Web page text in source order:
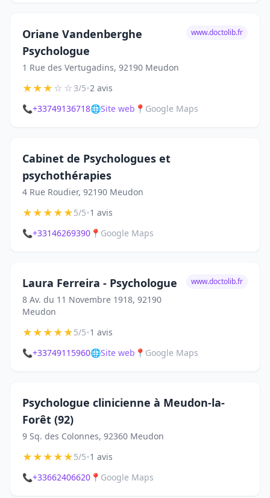
Oriane Vandenberghe
Psychologue
1 Rue des Vertugadins, 92190 Meudon
www.doctolib.fr
★★★☆☆3/5•2 avis
📞+33749136718🌐Site web 📍 Google Maps
Cabinet de Psychologues et
psychothérapies
4 Rue Roudier, 92190 Meudon
★★★★★5/5•1 avis
📞+33146269390 📍 Google Maps
Laura Ferreira - Psychologue
8 Av. du 11 Novembre 1918, 92190
Meudon
www.doctolib.fr
★★★★★5/5•1 avis
📞+33749115960🌐Site web 📍 Google Maps
Psychologue clinicienne à Meudon-la-
Forêt (92)
9 Sq. des Colonnes, 92360 Meudon
★★★★★5/5•1 avis
📞+33662406620 📍 Google Maps